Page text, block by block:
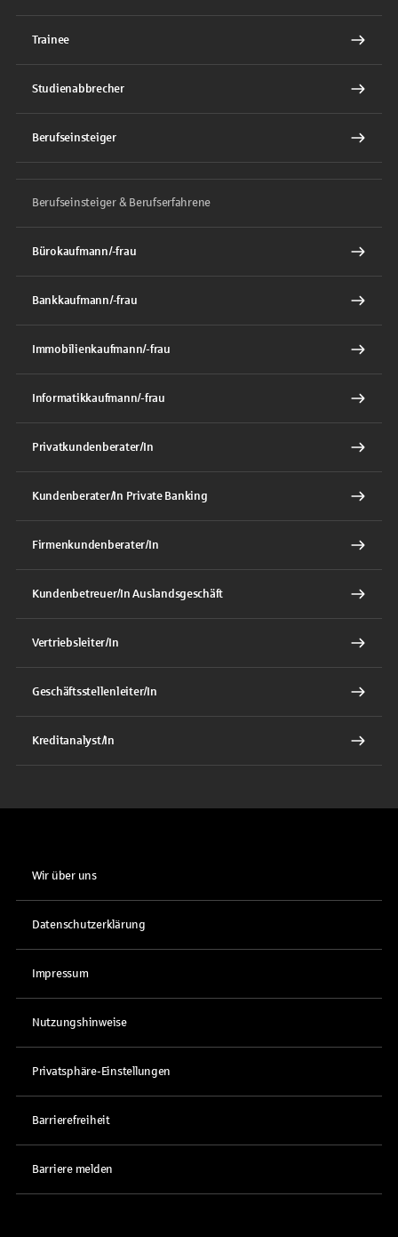
Trainee
Studienabbrecher
Berufseinsteiger
Berufseinsteiger & Berufserfahrene
Bürokaufmann/-frau
Bankkaufmann/-frau
Immobilienkaufmann/-frau
Informatikkaufmann/-frau
Privatkundenberater/In
Kundenberater/In Private Banking
Firmenkundenberater/In
Kundenbetreuer/In Auslandsgeschäft
Vertriebsleiter/In
Geschäftsstellenleiter/In
Kreditanalyst/In
Wir über uns
Datenschutzerklärung
Impressum
Nutzungshinweise
Privatsphäre-Einstellungen
Barrierefreiheit
Barriere melden